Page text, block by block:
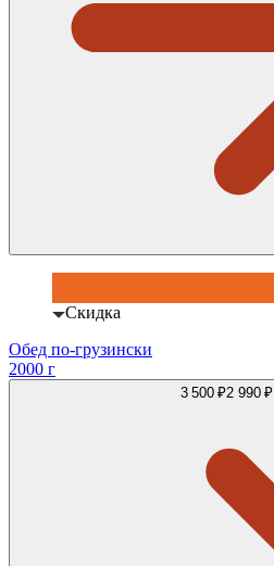
Скидка
Обед по-грузински
2000 г
3 500 ₽2 990 ₽